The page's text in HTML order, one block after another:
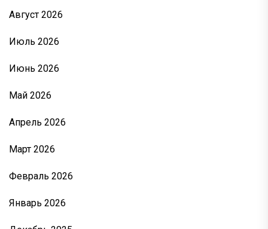
Август 2026
Июль 2026
Июнь 2026
Май 2026
Апрель 2026
Март 2026
Февраль 2026
Январь 2026